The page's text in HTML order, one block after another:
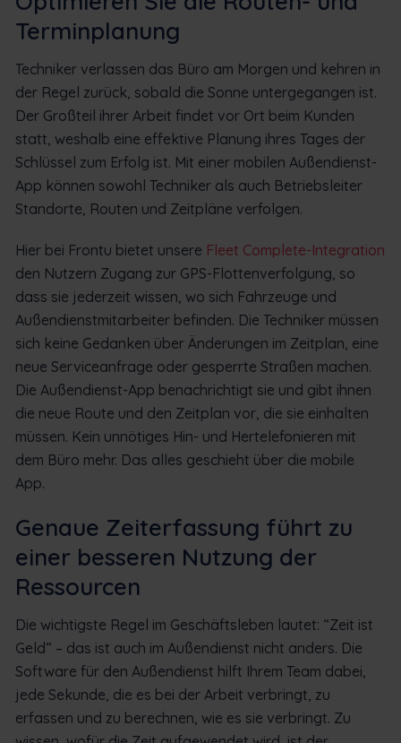
Terminplanung
Techniker verlassen das Büro am Morgen und kehren in
der Regel zurück, sobald die Sonne untergegangen ist.
Der Großteil ihrer Arbeit findet vor Ort beim Kunden
statt, weshalb eine effektive Planung ihres Tages der
Schlüssel zum Erfolg ist. Mit einer mobilen Außendienst-
App können sowohl Techniker als auch Betriebsleiter
Standorte, Routen und Zeitpläne verfolgen.
Hier bei Frontu bietet unsere Fleet Complete-Integration
den Nutzern Zugang zur GPS-Flottenverfolgung, so
dass sie jederzeit wissen, wo sich Fahrzeuge und
Außendienstmitarbeiter befinden. Die Techniker müssen
sich keine Gedanken über Änderungen im Zeitplan, eine
neue Serviceanfrage oder gesperrte Straßen machen.
Die Außendienst-App benachrichtigt sie und gibt ihnen
die neue Route und den Zeitplan vor, die sie einhalten
müssen. Kein unnötiges Hin- und Hertelefonieren mit
dem Büro mehr. Das alles geschieht über die mobile
App.
Genaue Zeiterfassung führt zu
einer besseren Nutzung der
Ressourcen
Die wichtigste Regel im Geschäftsleben lautet: “Zeit ist
Geld” – das ist auch im Außendienst nicht anders. Die
Software für den Außendienst hilft Ihrem Team dabei,
jede Sekunde, die es bei der Arbeit verbringt, zu
erfassen und zu berechnen, wie es sie verbringt. Zu